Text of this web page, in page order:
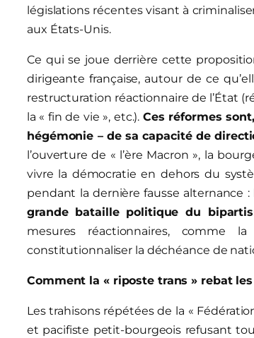
législations récentes visant à
aux États-Unis.
Ce qui se joue derrière cette
dirigeante française, autour de ce
restructuration réactionnaire de l’État
la « fin de vie », etc.). Ces réformes
hégémonie – desa capacité de
l’ouverture de « l’ère Macron », la
vivre la démocratie en dehors du
pendant la dernière fausse alternance :
grande bataille politique du
mesures réactionnaires, comme
constitutionnaliser la déchéance de
Comment la « riposte trans » rebat
Les trahisons répétées de la «
et pacifiste petit-bourgeois refusant